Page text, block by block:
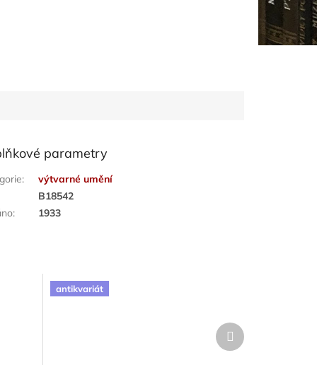
parametry
:
výtvarné umění
B18542
: 1933
antikvariát
Další
produkt